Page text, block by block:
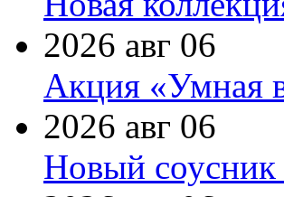
2026 авг 06
Акция «Умная
2026 авг 06
Новый соусник